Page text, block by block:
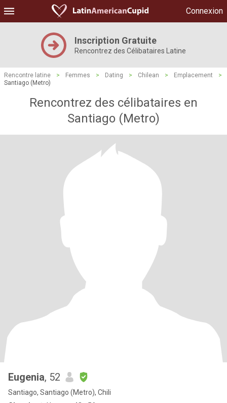
Connexion
Inscription Gratuite
Rencontrez des Célibataires Latine
Rencontre latine > Femmes > Dating > Chilean > Emplacement
>
Santiago (Metro)
Rencontrez des célibataires en
Santiago (Metro)
Eugenia, 52
Santiago, Santiago (Metro), Chili